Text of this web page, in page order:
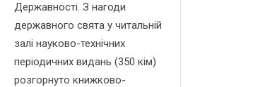
Державності. З нагоди
державного свята у читальній
залі науково-технічних
періодичних видань (350 кім)
розгорнуто книжково-